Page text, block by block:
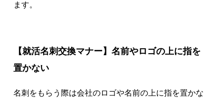
ます。
【就活名刺交換マナー】名前やロゴの上に指を
置かない
名刺をもらう際は会社のロゴや名前の上に指を置かな